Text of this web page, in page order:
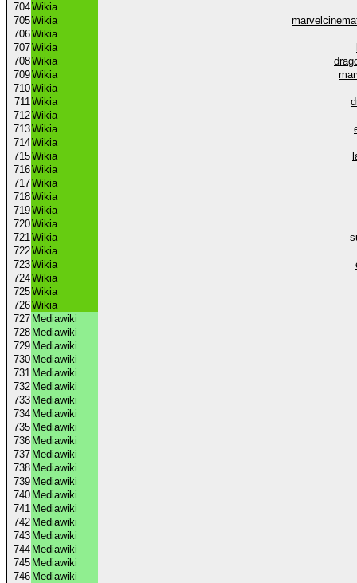
704Wikia
705Wikia
706Wikia
707Wikia
708Wikia
709Wikia
710Wikia
711Wikia
712Wikia
713Wikia
714Wikia
715Wikia
716Wikia
717Wikia
718Wikia
719Wikia
720Wikia
721Wikia
722Wikia
723Wikia
724Wikia
725Wikia
726Wikia
727 Mediawiki
728 Mediawiki
729 Mediawiki
730 Mediawiki
731 Mediawiki
732 Mediawiki
733 Mediawiki
734 Mediawiki
735 Mediawiki
736 Mediawiki
737 Mediawiki
738 Mediawiki
739 Mediawiki
740 Mediawiki
741 Mediawiki
742 Mediawiki
743 Mediawiki
744 Mediawiki
745 Mediawiki
746 Mediawiki